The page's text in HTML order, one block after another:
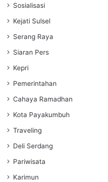
Sosialisasi
Kejati Sulsel
Serang Raya
Siaran Pers
Kepri
Pemerintahan
Cahaya Ramadhan
Kota Payakumbuh
Traveling
Deli Serdang
Pariwisata
Karimun